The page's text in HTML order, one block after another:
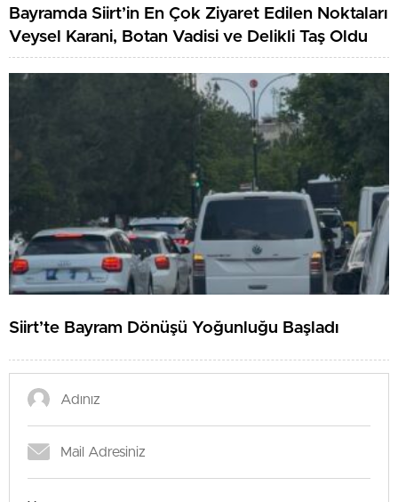
Bayramda Siirt’in En Çok Ziyaret Edilen Noktaları
Veysel Karani, Botan Vadisi ve Delikli Taş Oldu
Siirt’te Bayram Dönüşü Yoğunluğu Başladı